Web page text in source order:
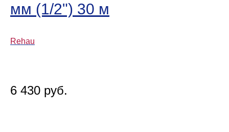
мм (1/2ʺ) 30 м
Rehau
6 430 руб.